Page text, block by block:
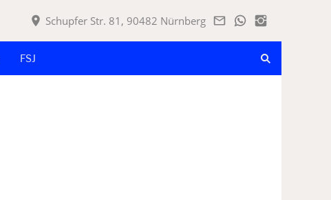
Schupfer Str. 81, 90482 Nürnberg
FSJ